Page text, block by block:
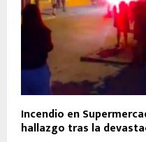
Incendio en
hallazgo tras la